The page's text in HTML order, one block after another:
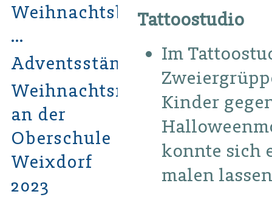
Tattoostudio
Im
Kinder
konnte sich
malen
Weihnachtsbastelwerkstatt
…
Adventsständchen
Weihnachtsmarkt
an der
Oberschule
Weixdorf
2023